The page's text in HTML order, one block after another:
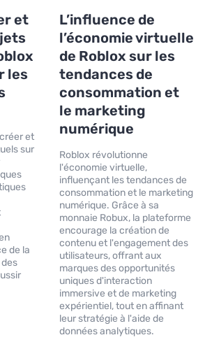
et
les
et
sur
de la
L’influence de
l’économie virtuelle
de Roblox sur les
tendances de
consommation et
le marketing
numérique
Roblox révolutionne
l'économie virtuelle,
influençant les tendances de
consommation et le marketing
numérique. Grâce à sa
monnaie Robux, la plateforme
encourage la création de
contenu et l'engagement des
utilisateurs, offrant aux
marques des opportunités
uniques d'interaction
immersive et de marketing
expérientiel, tout en affinant
leur stratégie à l'aide de
données analytiques.